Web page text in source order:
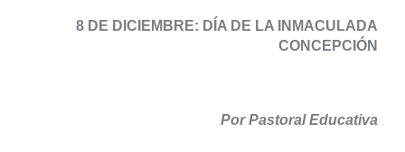
8 DE DICIEMBRE: DÍA DE LA INMACULADA
CONCEPCIÓN
Por Pastoral Educativa